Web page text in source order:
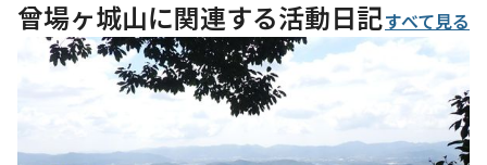
これが少し疲れるポイントですが、達成感を感じながらの下山は
格別です。周辺には温泉やグルメスポットも豊富で、登山後の楽
しみも充実しています。 このコースは、自然の美しさと歴史的な
背景を感じながら、心身ともにリフレッシュできる素晴らしい体
験を提供してくれます。ぜひ、仲間や家族と一緒に訪れてみては
いかがでしょうか。
曾場ヶ城山に関連する活動日記すべて見る